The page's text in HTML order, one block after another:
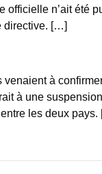
officielle n’ait été
directive. […]
venaient à
à une
les deux